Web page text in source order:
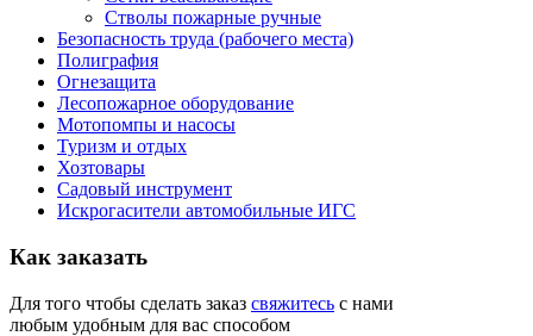
Стволы пожарные ручные
Безопасность труда (рабочего места)
Полиграфия
Огнезащита
Лесопожарное оборудование
Мотопомпы и насосы
Туризм и отдых
Хозтовары
Садовый инструмент
Искрогасители автомобильные ИГС
Как заказать
Для того чтобы сделать заказ свяжитесь с нами
любым удобным для вас способом